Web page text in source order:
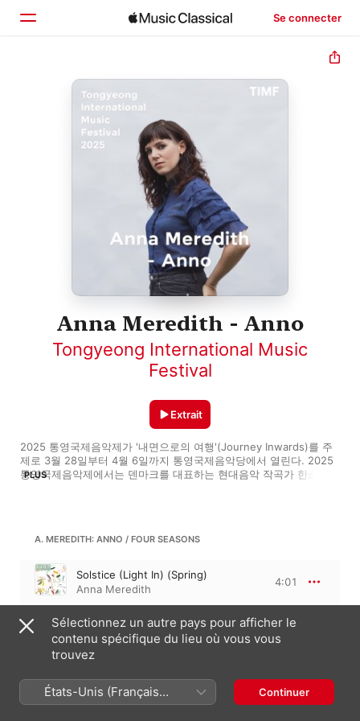
Se connecter
Accueil
Parcourir
Rechercher
Anna Meredith - Anno
Tongyeong International Music
Festival
2025 통영국제음악제가 '내면으로의 여행'(Journey Inwards)를 주
제로 3월 28일부터 4월 6일까지 통영국제음악당에서 열린다. 2025
통영국제음악제에서는 덴마크를 대표하는 현대음악 작곡가 한스 아
작품이다. 애나 메러디스는 스코틀랜드 작곡가이며 대영제국훈장
(MBE)을 받는 등으로 높은 평가를 받고 있는 작곡가이다. 그의 대표
작 중 하나인 'Anno'는 비발디의 '사계'와 애나 매러디스 자신의 음악
티벌의 위촉을 받아 2016년에 작곡 및 초연되었으며, 이번 공연은 한
국초연이 될 예정이다. 연주를 맡을 B'Rock 오케스트라는 바로크 음
악을 중심으로 하며 현대적인 실험에도 적극적인 연주단체이다. 4월
의 헨델 오라토리오 '시간과 깨달음의 승리' 공연이 예정되어 있다.
The Tongyeong International Music Festival (TIMF) 2025,
PLUS
Extrait
A. MEREDITH: ANNO / FOUR SEASONS
Solstice (Light In) (Spring)
Anna Meredith
4:01
A. VIVALDI: ANNO / FOUR SEASONS
Anna Meredith
1:44
Sélectionnez un autre pays pour afficher le
contenu spécifique du lieu où vous vous
trouvez
États-Unis (Français
France)
Continuer